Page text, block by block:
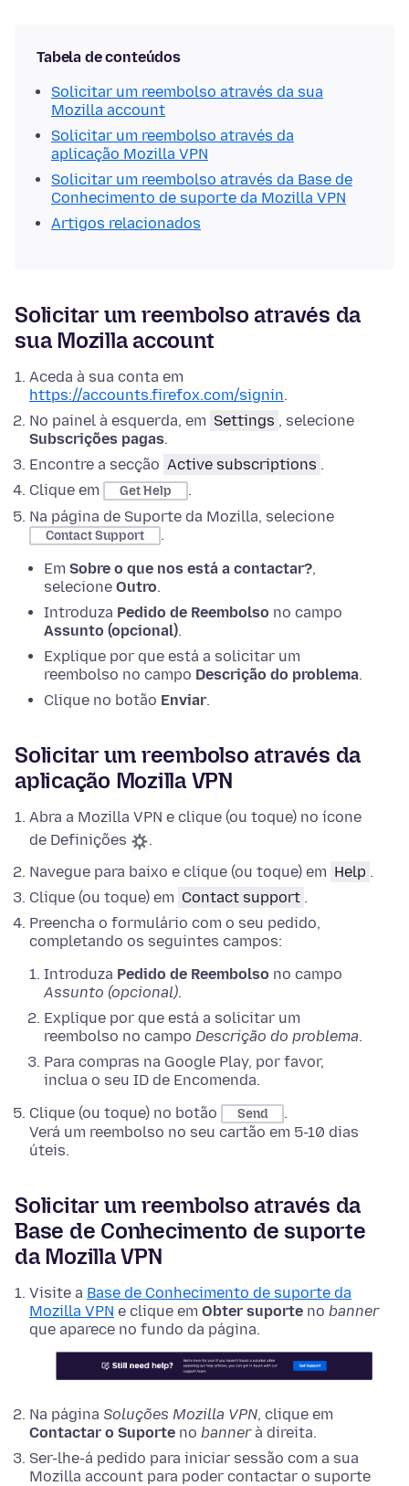
Tabela de conteúdos
Solicitar um reembolso através da sua
Mozilla account
Solicitar um reembolso através da
aplicação Mozilla VPN
Solicitar um reembolso através da Base de
Conhecimento de suporte da Mozilla VPN
Artigos relacionados
Solicitar um reembolso através da
sua Mozilla account
Aceda à sua conta em
https://accounts.firefox.com/signin.
No painel à esquerda, em Settings , selecione
Subscrições pagas.
Encontre a secção Active subscriptions .
Clique em
Get Help
.
Na página de Suporte da Mozilla, selecione
Contact Support
.
Em Sobre o que nos está a contactar?,
selecione Outro.
Introduza Pedido de Reembolso no campo
Assunto (opcional).
Explique por que está a solicitar um
reembolso no campo Descrição do problema.
Clique no botão Enviar.
Solicitar um reembolso através da
aplicação Mozilla VPN
Abra a Mozilla VPN e clique (ou toque) no ícone
de Definições
.
Navegue para baixo e clique (ou toque) em Help .
Clique (ou toque) em Contact support .
Preencha o formulário com o seu pedido,
completando os seguintes campos:
Introduza Pedido de Reembolso no campo
Assunto (opcional).
Explique por que está a solicitar um
reembolso no campo Descrição do problema.
Para compras na Google Play, por favor,
inclua o seu ID de Encomenda.
Clique (ou toque) no botão
Send
.
Verá um reembolso no seu cartão em 5-10 dias
úteis.
Solicitar um reembolso através da
Base de Conhecimento de suporte
da Mozilla VPN
Visite a Base de Conhecimento de suporte da
Mozilla VPN e clique em Obter suporte no banner
que aparece no fundo da página.
Na página Soluções Mozilla VPN, clique em
Contactar o Suporte no bannerà direita.
Ser-lhe-á pedido para iniciar sessão com a sua
Mozilla account para poder contactar o suporte